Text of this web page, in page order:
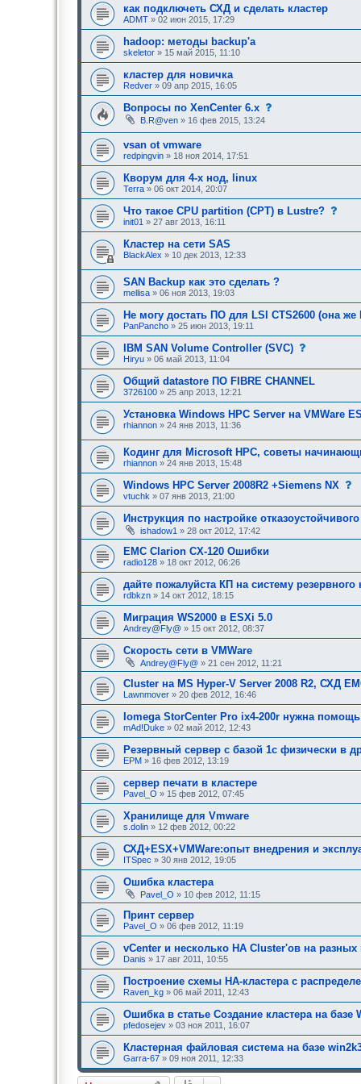
р
б
у
щ
о
б
и
я
:
как подключеть СХД и сделать кластер
ADMT » 02 июн 2015, 17:29
hadoop: методы backup'a
skeletor » 15 май 2015, 11:10
кластер для новичка
Redver » 09 апр 2015, 16:05
Вопросы по XenCenter 6.x
б
н
т
р
б
е
е
о
б
е
н
я
:
B.R@ven » 16 фев 2015, 13:24
vsan ot vmware
redpingvin » 18 ноя 2014, 17:51
Кворум для 4-х нод, linux
Terra » 06 окт 2014, 20:07
Что такое CPU partition (CPT) в Lustre?
т
р
б
д
о
е
н
init01 » 27 авг 2013, 16:11
Кластер на сети SAS
BlackAlex » 10 дек 2013, 12:33
SAN Backup как это сделать ?
mellisa » 06 ноя 2013, 19:03
Не могу достать ПО для LSI CTS2600 (она же
PanPancho » 25 июн 2013, 19:11
IBM SAN Volume Controller (SVC)
б
щ
н
и
т
р
б
у
ю
е
д
н
я
Hiryu » 06 май 2013, 11:04
Общий datastore ПО FIBRE CHANNEL
3726100 » 25 апр 2013, 12:21
Установка Windows HPC Server на VMWare
rhiannon » 24 янв 2013, 11:36
Кодинг для Microsoft HPC, советы
rhiannon » 24 янв 2013, 15:48
Windows HPC Server 2008R2 +Siemens NX
щ
н
,
р
б
о
р
е
:
vtuchk » 07 янв 2013, 21:00
Инструкция по настройке
ishadow1 » 28 окт 2012, 17:42
EMC Clarion CX-120 Ошибки
radio128 » 18 окт 2012, 06:26
дайте пожалуйста КП на систему
rdbkzn » 14 окт 2012, 18:15
Миграция WS2000 в ESXi 5.0
Andrey@Fly@ » 15 окт 2012, 08:37
Скорость сети в VMWare
Andrey@Fly@ » 21 сен 2012, 11:21
Cluster на MS Hyper-V Server 2008 R2, СХД
Lawnmover » 20 фев 2012, 16:46
Iomega StorCenter Pro ix4-200r нужна
mAd!Duke » 02 май 2012, 12:43
Резервный сервер с базой 1с физически в
EPM » 16 фев 2012, 13:19
сервер печати в кластере
Pavel_O » 15 фев 2012, 07:45
Хранилище для Vmware
s.dolin » 12 фев 2012, 00:22
СХД+ESX+VMWare:опыт внедрения и
ITSpec » 30 янв 2012, 19:05
Ошибка кластера
Pavel_O » 10 фев 2012, 11:15
Принт сервер
Pavel_O » 06 фев 2012, 11:19
vCenter и несколько HA Cluster'ов на
Danis » 17 авг 2011, 10:55
Построение схемы HA-кластера с
Raven_kg » 06 май 2011, 12:43
Ошибка в статье Создание кластера на базе
pfedosejev » 03 ноя 2011, 16:07
Кластерная файловая система на базе
Garra-67 » 09 ноя 2011, 12:33